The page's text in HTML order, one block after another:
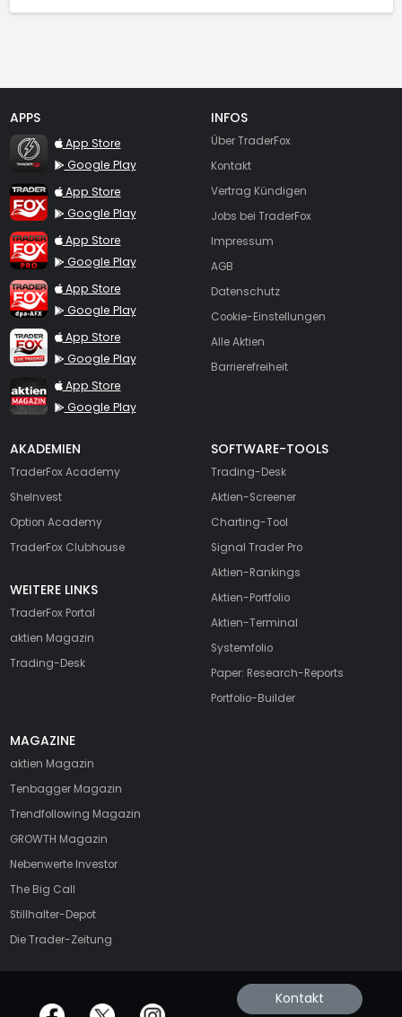
APPS
TraderFox Flash
App Store
Google Play
TraderFox App
App Store
Google Play
TraderFox Pro
App Store
Google Play
TraderFox dpa-AFX ProFeed
App Store
Google Play
TraderFox Live Trading
App Store
Google Play
TraderFox aktien Magazin
App Store
Google Play
INFOS
Über TraderFox
Kontakt
Vertrag Kündigen
Jobs bei TraderFox
Impressum
AGB
Datenschutz
Cookie-Einstellungen
Alle Aktien
Barrierefreiheit
AKADEMIEN
TraderFox Academy
SheInvest
Option Academy
TraderFox Clubhouse
WEITERE LINKS
TraderFox Portal
aktien Magazin
Trading-Desk
SOFTWARE-TOOLS
Trading-Desk
Aktien-Screener
Charting-Tool
Signal Trader Pro
Aktien-Rankings
Aktien-Portfolio
Aktien-Terminal
Systemfolio
Paper: Research-Reports
Portfolio-Builder
MAGAZINE
aktien Magazin
Tenbagger Magazin
Trendfollowing Magazin
GROWTH Magazin
Nebenwerte Investor
The Big Call
Stillhalter-Depot
Die Trader-Zeitung
offizielle Social Media-Accounts Kontakt